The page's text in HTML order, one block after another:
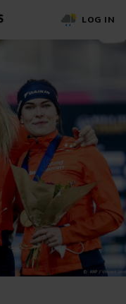
LOG IN